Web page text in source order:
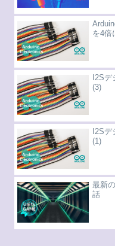
を4倍
I2Sデ
(3)
I2Sデ
(1)
最新
話